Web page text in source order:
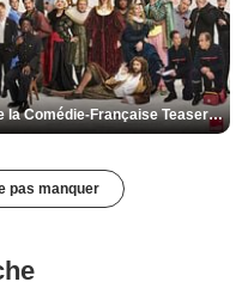
De la Comédie-Française Teaser VF
pas manquer